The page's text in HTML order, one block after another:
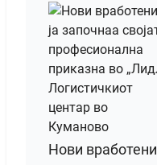
Нови вработени